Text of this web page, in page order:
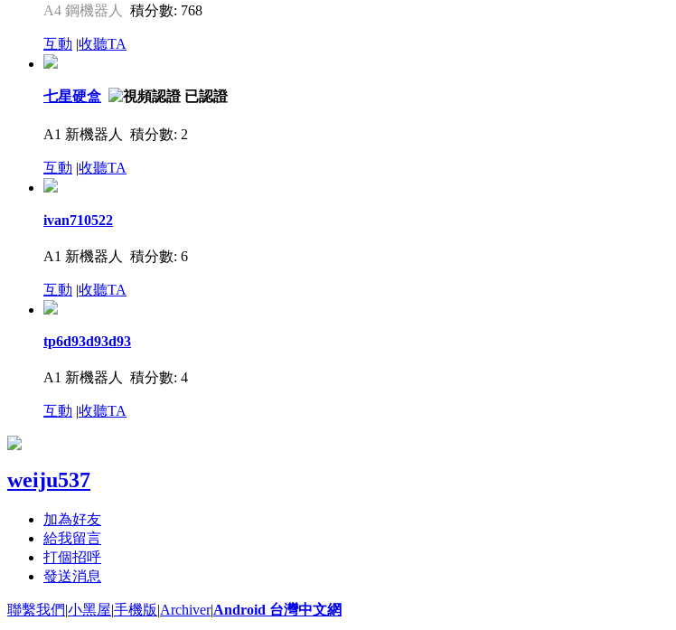
A4 鋼機器人 積分數: 768
互動 |收聽TA
七星硬盒
A1 新機器人 積分數: 2
互動 |收聽TA
ivan710522
A1 新機器人 積分數: 6
互動 |收聽TA
tp6d93d93d93
A1 新機器人 積分數: 4
互動 |收聽TA
weiju537
加為好友
給我留言
打個招呼
發送消息
聯繫我們|小黑屋|手機版|Archiver|Android 台灣中文網